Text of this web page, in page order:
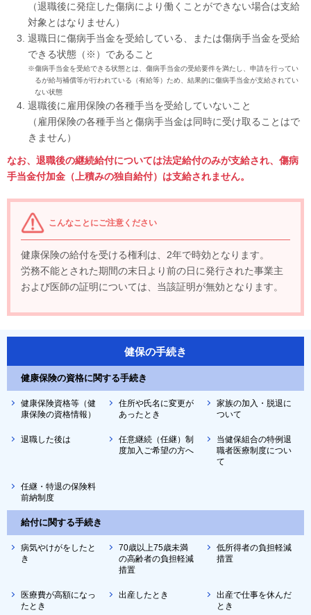
（退職後に発症した傷病により働くことができない場合は支給
対象とはなりません）
退職日に傷病手当金を受給している、または傷病手当金を受給
できる状態（※）であること
※傷病手当金を受給できる状態とは、傷病手当金の受給要件を満たし、申請を行ってい
るが給与補償等が行われている（有給等）ため、結果的に傷病手当金が支給されてい
ない状態
退職後に雇用保険の各種手当を受給していないこと
（雇用保険の各種手当と傷病手当金は同時に受け取ることはで
きません）
なお、退職後の継続給付については法定給付のみが支給され、傷病
手当金付加金（上積みの独自給付）は支給されません。
こんなことにご注意ください
健康保険の給付を受ける権利は、2年で時効となります。
労務不能とされた期間の末日より前の日に発行された事業主
および医師の証明については、当該証明が無効となります。
健保の手続き
健康保険の資格に関する手続き
健康保険資格等（健
康保険の資格情報）
住所や氏名に変更が
あったとき
家族の加入・脱退に
ついて
退職した後は
任意継続（任継）制
度加入ご希望の方へ
当健保組合の特例退
職者医療制度につい
て
任継・特退の保険料
前納制度
給付に関する手続き
病気やけがをしたと
き
70歳以上75歳未満
の高齢者の負担軽減
措置
低所得者の負担軽減
措置
医療費が高額になっ
たとき
出産したとき
出産で仕事を休んだ
とき